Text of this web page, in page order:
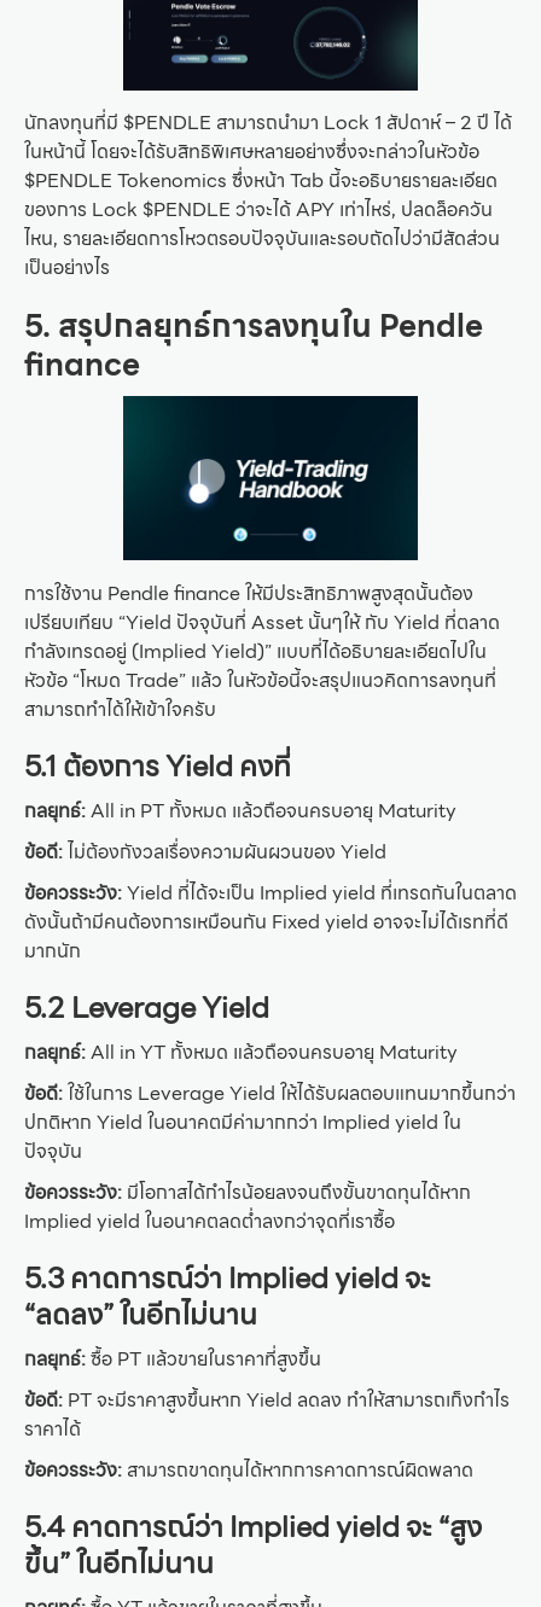
นักลงทุนที่มี $PENDLE สามารถนำมา Lock 1 สัปดาห์ – 2 ปี ได้
ในหน้านี้ โดยจะได้รับสิทธิพิเศษหลายอย่างซึ่งจะกล่าวในหัวข้อ
$PENDLE Tokenomics ซึ่งหน้า Tab นี้จะอธิบายรายละเอียด
ของการ Lock $PENDLE ว่าจะได้ APY เท่าไหร่, ปลดล็อควัน
ไหน, รายละเอียดการโหวตรอบปัจจุบันและรอบถัดไปว่ามีสัดส่วน
เป็นอย่างไร
5. สรุปกลยุทธ์การลงทุนใน Pendle
finance
การใช้งาน Pendle finance ให้มีประสิทธิภาพสูงสุดนั้นต้อง
เปรียบเทียบ “Yield ปัจจุบันที่ Asset นั้นๆให้ กับ Yield ที่ตลาด
กำลังเทรดอยู่ (Implied Yield)” แบบที่ได้อธิบายละเอียดไปใน
หัวข้อ “โหมด Trade” แล้ว ในหัวข้อนี้จะสรุปแนวคิดการลงทุนที่
สามารถทำได้ให้เข้าใจครับ
5.1 ต้องการ Yield คงที่
กลยุทธ์:All in PT ทั้งหมด แล้วถือจนครบอายุ Maturity
ข้อดี:ไม่ต้องกังวลเรื่องความผันผวนของ Yield
ข้อควรระวัง:Yield ที่ได้จะเป็น Implied yield ที่เทรดกันในตลาด
ดังนั้นถ้ามีคนต้องการเหมือนกัน Fixed yield อาจจะไม่ได้เรทที่ดี
มากนัก
5.2 Leverage Yield
กลยุทธ์:All in YT ทั้งหมด แล้วถือจนครบอายุ Maturity
ข้อดี:ใช้ในการ Leverage Yield ให้ได้รับผลตอบแทนมากขึ้นกว่า
ปกติหาก Yield ในอนาคตมีค่ามากกว่า Implied yield ใน
ปัจจุบัน
ข้อควรระวัง: มีโอกาสได้กำไรน้อยลงจนถึงขั้นขาดทุนได้หาก
Implied yield ในอนาคตลดต่ำลงกว่าจุดที่เราซื้อ
5.3 คาดการณ์ว่า Implied yield จะ
“ลดลง” ในอีกไม่นาน
กลยุทธ์:ซื้อ PT แล้วขายในราคาที่สูงขึ้น
ข้อดี: PT จะมีราคาสูงขึ้นหาก Yield ลดลง ทำให้สามารถเก็งกำไร
ราคาได้
ข้อควรระวัง: สามารถขาดทุนได้หากการคาดการณ์ผิดพลาด
5.4 คาดการณ์ว่า Implied yield จะ “สูง
ขึ้น” ในอีกไม่นาน